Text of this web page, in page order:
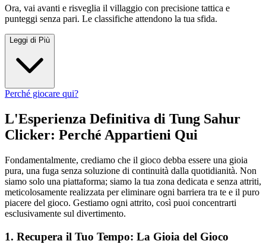
Ora, vai avanti e risveglia il villaggio con precisione tattica e
punteggi senza pari. Le classifiche attendono la tua sfida.
Leggi di Più
Perché giocare qui?
L'Esperienza Definitiva di Tung Sahur
Clicker: Perché Appartieni Qui
Fondamentalmente, crediamo che il gioco debba essere una gioia
pura, una fuga senza soluzione di continuità dalla quotidianità. Non
siamo solo una piattaforma; siamo la tua zona dedicata e senza attriti,
meticolosamente realizzata per eliminare ogni barriera tra te e il puro
piacere del gioco. Gestiamo ogni attrito, così puoi concentrarti
esclusivamente sul divertimento.
1. Recupera il Tuo Tempo: La Gioia del Gioco